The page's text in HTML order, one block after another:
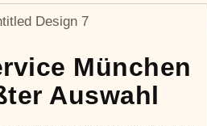
München
Auswahl